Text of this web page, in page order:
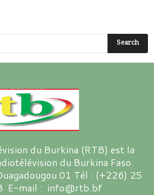
du Burkina (RTB) est la
du Burkina Faso.
01 Tél : (+226) 25
E-mail : info@rtb.bf